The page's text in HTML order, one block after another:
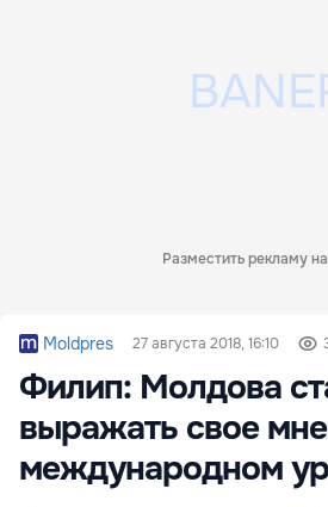
Разместить рекламу
Moldpres 27 августа 2018, 16:10
Филип: Молдова
выражать свое
международном